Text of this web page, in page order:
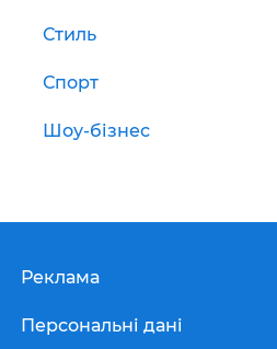
Стиль
Спорт
Шоу-бізнес
Реклама
Персональні дані